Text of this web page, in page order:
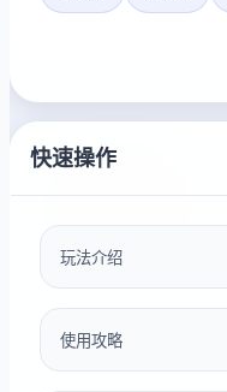
快速操作
玩法介绍
使用攻略